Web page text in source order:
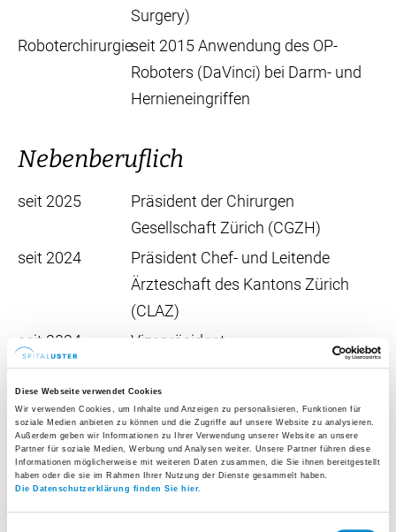
Diese Webseite verwendet Cookies
Wir verwenden Cookies, um Inhalte und Anzeigen zu personalisieren, Funktionen für
soziale Medien anbieten zu können und die Zugriffe auf unsere Website zu analysieren.
Außerdem geben wir Informationen zu Ihrer Verwendung unserer Website an unsere
Partner für soziale Medien, Werbung und Analysen weiter. Unsere Partner führen diese
Informationen möglicherweise mit weiteren Daten zusammen, die Sie ihnen bereitgestellt
haben oder die sie im Rahmen Ihrer Nutzung der Dienste gesammelt haben.
Die Datenschutzerklärung finden Sie hier.
Surgery)
Roboterchirurgieseit 2015 Anwendung des OP-
Roboters (DaVinci) bei Darm- und
Hernieneingriffen
Nebenberuflich
seit 2025
Präsident der Chirurgen
Gesellschaft Zürich (CGZH)
seit 2024
Präsident Chef- und Leitende
Ärzteschaft des Kantons Zürich
(CLAZ)
seit 2024
Vizepräsident
Gesundheitsnetzwerk Küsnacht
(GNK AG)
2018 - 2025
Vorstandsmitglied der Chirurgen
Gesellschaft des Kantons Zürich
(CGZH), Ressortleiter Qualität
2018 - 2024
Vorstandsmitglied der Zürcher